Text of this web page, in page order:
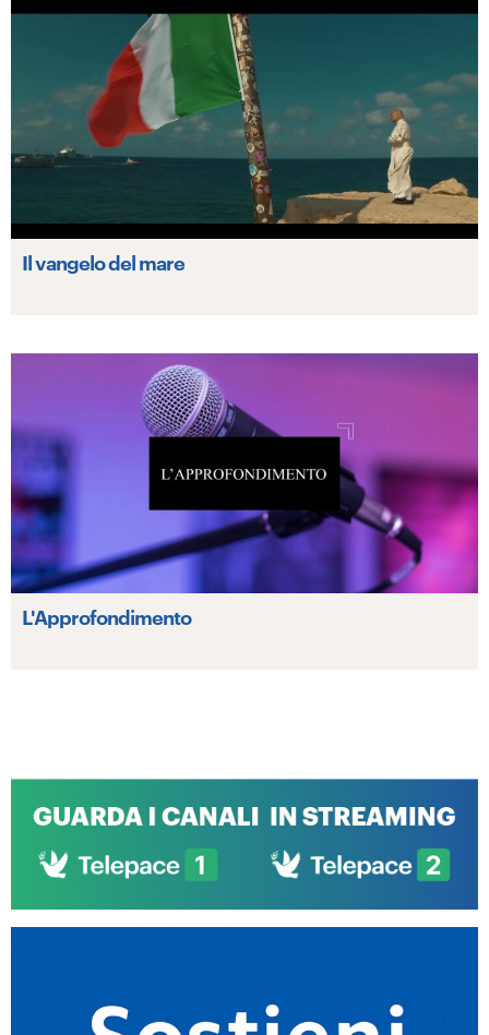
Il vangelo del mare
L'Approfondimento